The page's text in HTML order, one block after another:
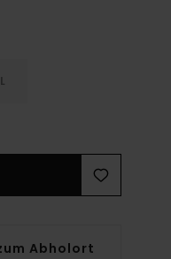
Abholort